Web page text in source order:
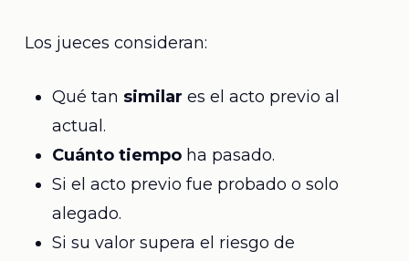
Los jueces consideran:
Qué tan similar es el acto previo al
actual.
Cuánto tiempoha pasado.
Si el acto previo fue probado o solo
alegado.
Si su valor supera el riesgo de